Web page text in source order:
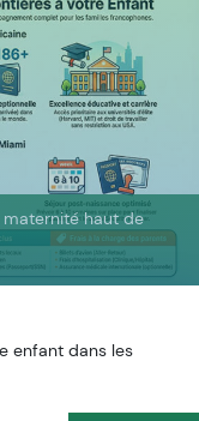
maternité haut de
enfant dans les